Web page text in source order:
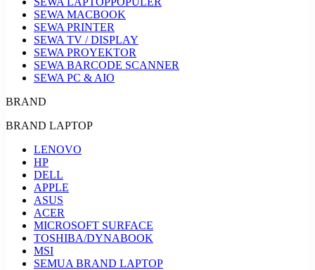
SEWA MACBOOK
SEWA PRINTER
SEWA TV / DISPLAY
SEWA PROYEKTOR
SEWA BARCODE SCANNER
SEWA PC & AIO
BRAND
BRAND LAPTOP
LENOVO
HP
DELL
APPLE
ASUS
ACER
MICROSOFT SURFACE
TOSHIBA/DYNABOOK
MSI
SEMUA BRAND LAPTOP